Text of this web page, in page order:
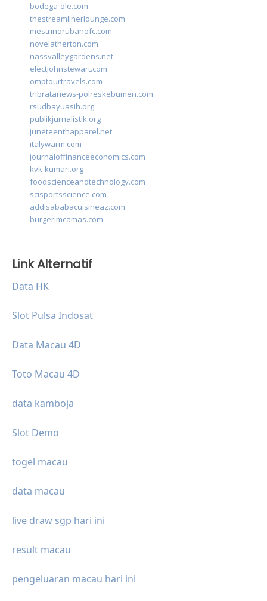
bodega-ole.com
thestreamlinerlounge.com
mestrinorubanofc.com
novelatherton.com
nassvalleygardens.net
electjohnstewart.com
omptourtravels.com
tribratanews-polreskebumen.com
rsudbayuasih.org
publikjurnalistik.org
juneteenthapparel.net
italywarm.com
journaloffinanceeconomics.com
kvk-kumari.org
foodscienceandtechnology.com
scisportsscience.com
addisababacuisineaz.com
burgerimcamas.com
Link Alternatif
Data HK
Slot Pulsa Indosat
Data Macau 4D
Toto Macau 4D
data kamboja
Slot Demo
togel macau
data macau
live draw sgp hari ini
result macau
pengeluaran macau hari ini